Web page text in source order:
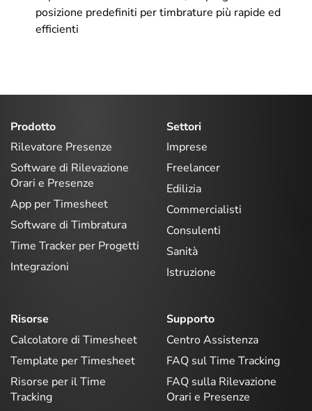
posizione predefiniti per timbrature più rapide ed
efficienti
Prodotto
Rilevatore Presenze
Software di Rilevazione
Orari e Presenze
App per Timesheet
Software di Timbratura
Time Tracker per Progetti
Integrazioni
Settori
Imprese
Freelancer
Edilizia
Commercialisti
Consulenti
Sanità
Istruzione
Risorse
Calcolatore di Timesheet
Template per Timesheet
Risorse per il Time
Tracking
Supporto
Centro Assistenza
FAQ sul Time Tracking
FAQ sulla Rilevazione
Orari e Presenze